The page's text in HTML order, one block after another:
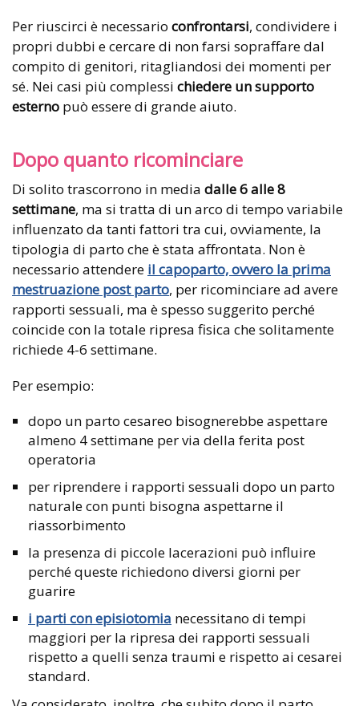
Per riuscirci è necessario confrontarsi, condividere i
propri dubbi e cercare di non farsi sopraffare dal
compito di genitori, ritagliandosi dei momenti per
sé. Nei casi più complessi chiedere un supporto
esterno può essere di grande aiuto.
Dopo quanto ricominciare
Di solito trascorrono in media dalle 6 alle 8
settimane, ma si tratta di un arco di tempo variabile
influenzato da tanti fattori tra cui, ovviamente, la
tipologia di parto che è stata affrontata. Non è
necessario attendere il capoparto, ovvero la prima
mestruazione post parto, per ricominciare ad avere
rapporti sessuali, ma è spesso suggerito perché
coincide con la totale ripresa fisica che solitamente
richiede 4-6 settimane.
Per esempio:
dopo un parto cesareo bisognerebbe aspettare
almeno 4 settimane per via della ferita post
operatoria
per riprendere i rapporti sessuali dopo un parto
naturale con punti bisogna aspettarne il
riassorbimento
la presenza di piccole lacerazioni può influire
perché queste richiedono diversi giorni per
guarire
i parti con episiotomia necessitano di tempi
maggiori per la ripresa dei rapporti sessuali
rispetto a quelli senza traumi e rispetto ai cesarei
standard.